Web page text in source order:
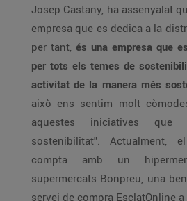
Josep Castany, ha assenyalat
empresa que es dedica a la
per tant, és una empresa que
per tots els temes de
activitat de la manera més
això ens sentim molt
aquestes iniciatives
sostenibilitat". Actualment,
compta amb un
supermercats Bonpreu, una
servei de compra EsclatOnline